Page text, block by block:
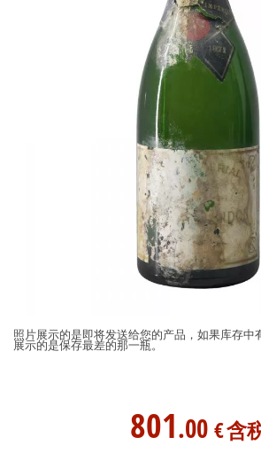
照片展示的是即将发送给您的产品，如果库存中
展示的是保存最差的那一瓶。
801.00 €含